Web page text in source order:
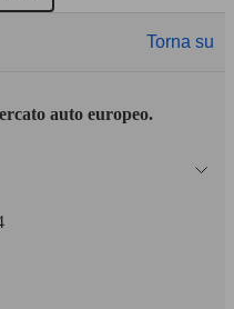
Torna su
auto europeo.